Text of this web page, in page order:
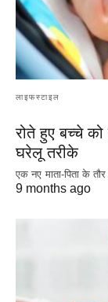
लाइफस्टाइल
रोते हुए बच्चे
घरेलू तरीके
एक नए माता-पिता के
9 months ago